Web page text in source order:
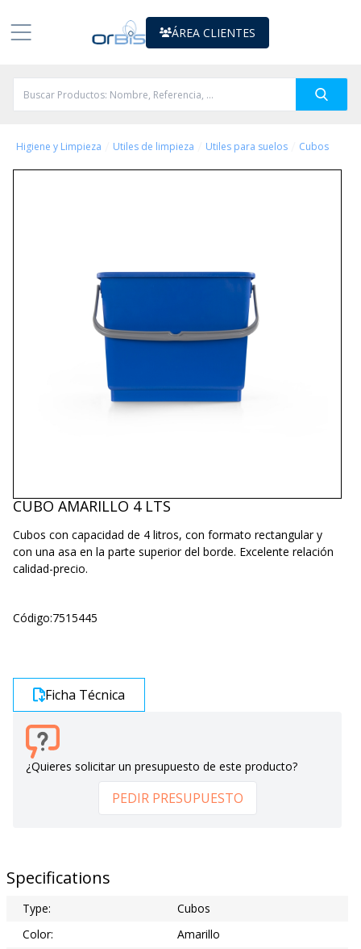
ÁREA CLIENTES
Higiene y Limpieza Utiles de limpieza Utiles para suelos Cubos
CUBO AMARILLO 4 LTS
Cubos con capacidad de 4 litros, con formato rectangular y
con una asa en la parte superior del borde. Excelente relación
calidad-precio.
Código:7515445
Ficha Técnica
¿Quieres solicitar un presupuesto de este producto?
PEDIR PRESUPUESTO
Specifications
Type:
Cubos
Color:
Amarillo